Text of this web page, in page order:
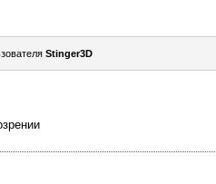
Stinger3D